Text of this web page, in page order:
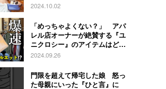
2024.10.02
「めっちゃよくない？」 アパ
レル店オーナーが絶賛する『ユ
ニクロシー』のアイテムはど
れ？
2024.09.26
門限を超えて帰宅した娘 怒っ
た母親にいった『ひと言』に